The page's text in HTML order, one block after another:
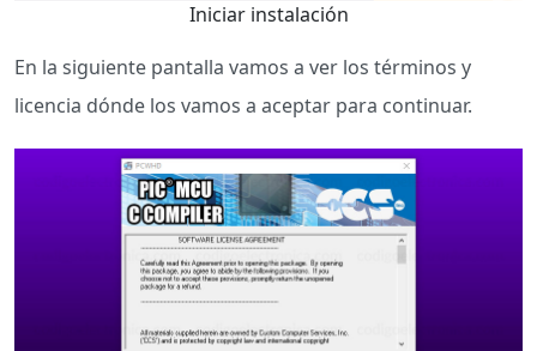
Iniciar instalación
En la siguiente pantalla vamos a ver los términos y
licencia dónde los vamos a aceptar para continuar.